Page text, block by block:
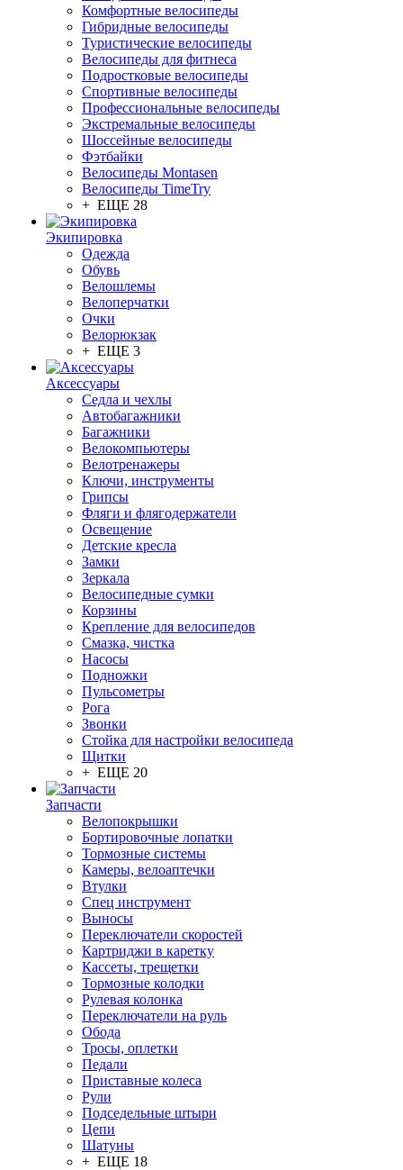
Комфортные велосипеды
Гибридные велосипеды
Туристические велосипеды
Велосипеды для фитнеса
Подростковые велосипеды
Спортивные велосипеды
Профессиональные велосипеды
Экстремальные велосипеды
Шоссейные велосипеды
Фэтбайки
Велосипеды Montasen
Велосипеды TimeTry
+ ЕЩЕ 28
Экипировка
Одежда
Обувь
Велошлемы
Велоперчатки
Очки
Велорюкзак
+ ЕЩЕ 3
Аксессуары
Седла и чехлы
Автобагажники
Багажники
Велокомпьютеры
Велотренажеры
Ключи, инструменты
Грипсы
Фляги и флягодержатели
Освещение
Детские кресла
Замки
Зеркала
Велосипедные сумки
Корзины
Крепление для велосипедов
Смазка, чистка
Насосы
Подножки
Пульсометры
Рога
Звонки
Стойка для настройки велосипеда
Щитки
+ ЕЩЕ 20
Запчасти
Велопокрышки
Бортировочные лопатки
Тормозные системы
Камеры, велоаптечки
Втулки
Спец инструмент
Выносы
Переключатели скоростей
Картриджи в каретку
Кассеты, трещетки
Тормозные колодки
Рулевая колонка
Переключатели на руль
Обода
Тросы, оплетки
Педали
Приставные колеса
Рули
Подседельные штыри
Цепи
Шатуны
+ ЕЩЕ 18